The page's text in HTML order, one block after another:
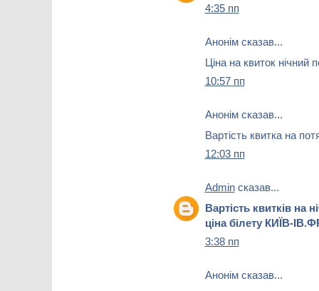
4:35 пп
Анонім сказав...
Ціна на квиток нічний
10:57 пп
Анонім сказав...
Вартість квитка на
12:03 пп
Adminсказав...
Вартість квитків на
ціна білету КИЇВ-
3:38 пп
Анонім сказав...